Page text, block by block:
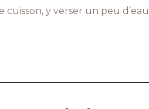
cuisson, y verser un peu